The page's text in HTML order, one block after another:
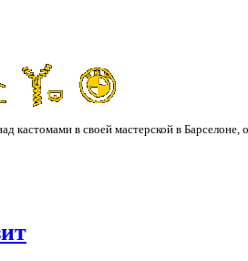
кастомами в своей мастерской в Барселоне,